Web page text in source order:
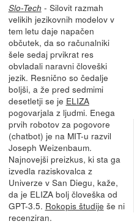
Slo-Tech - Silovit razmah
velikih jezikovnih modelov v
tem letu daje napačen
občutek, da so računalniki
šele sedaj prvikrat res
obvladali naravni človeški
jezik. Resnično so čedalje
boljši, a že pred sedmimi
desetletji se je ELIZA
pogovarjala z ljudmi. Enega
prvih robotov za pogovore
(chatbot) je na MIT-u razvil
Joseph Weizenbaum.
Najnovejši preizkus, ki sta ga
izvedla raziskovalca z
Univerze v San Diegu, kaže,
da je ELIZA bolj človeška od
GPT-3.5. Rokopis študije še ni
recenziran.